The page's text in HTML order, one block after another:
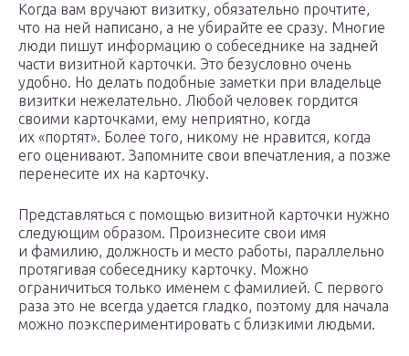
Когда вам вручают визитку, обязательно прочтите,
что на ней написано, а не убирайте ее сразу. Многие
люди пишут информацию о собеседнике на задней
части визитной карточки. Это безусловно очень
удобно. Но делать подобные заметки при владельце
визитки нежелательно. Любой человек гордится
своими карточками, ему неприятно, когда
их «портят». Более того, никому не нравится, когда
его оценивают. Запомните свои впечатления, а позже
перенесите их на карточку.
Представляться с помощью визитной карточки нужно
следующим образом. Произнесите свои имя
и фамилию, должность и место работы, параллельно
протягивая собеседнику карточку. Можно
ограничиться только именем с фамилией. С первого
раза это не всегда удается гладко, поэтому для начала
можно поэкспериментировать с близкими людьми.